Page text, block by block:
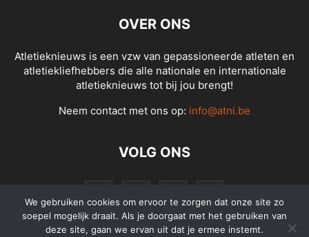
OVER ONS
Atletieknieuws is een vzw van gepassioneerde atleten en
atletiekliefhebbers die alle nationale en internationale
atletieknieuws tot bij jou brengt!
Neem contact met ons op: info@atni.be
VOLG ONS
We gebruiken cookies om ervoor te zorgen dat onze site zo
soepel mogelijk draait. Als je doorgaat met het gebruiken van
deze site, gaan we ervan uit dat je ermee instemt.